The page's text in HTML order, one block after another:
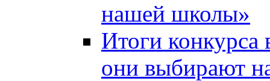
нашей школы»
Итоги конкурса
они выбирают